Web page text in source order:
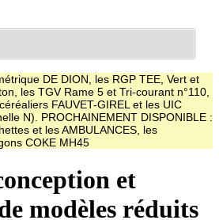
DE DION, les RGP TEE, Vert et
les TGV Rame 5 et Tri-courant n°110,
FAUVET-GIREL et les UIC
N). PROCHAINEMENT DISPONIBLE :
et les AMBULANCES, les
COKE MH45
et
modèles réduits